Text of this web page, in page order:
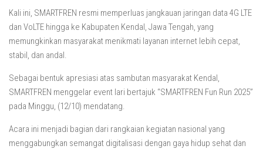
Kali ini, SMARTFREN resmi memperluas jangkauan jaringan data 4G LTE
dan VoLTE hingga ke Kabupaten Kendal, Jawa Tengah, yang
memungkinkan masyarakat menikmati layanan internet lebih cepat,
stabil, dan andal.
Sebagai bentuk apresiasi atas sambutan masyarakat Kendal,
SMARTFREN menggelar event lari bertajuk “SMARTFREN Fun Run 2025”
pada Minggu, (12/10) mendatang.
Acara ini menjadi bagian dari rangkaian kegiatan nasional yang
menggabungkan semangat digitalisasi dengan gaya hidup sehat dan